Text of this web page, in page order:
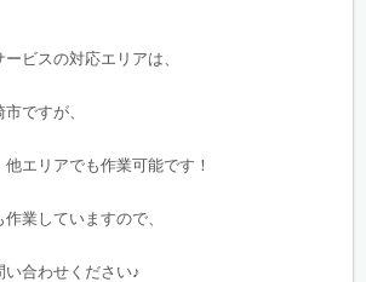
ビスの対応エリアは、
ですが、
エリアでも作業可能です！
業していますので、
い合わせください♪